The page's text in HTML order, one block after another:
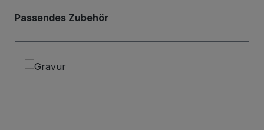
Produktgalerie überspringen
Passendes Zubehör